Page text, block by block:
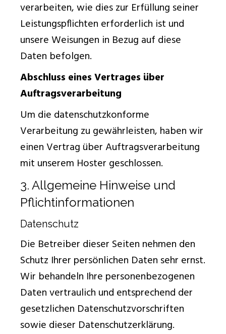
verarbeiten, wie dies zur Erfüllung seiner
Leistungspflichten erforderlich ist und
unsere Weisungen in Bezug auf diese
Daten befolgen.
Abschluss eines Vertrages über
Auftragsverarbeitung
Um die datenschutzkonforme
Verarbeitung zu gewährleisten, haben wir
einen Vertrag über Auftragsverarbeitung
mit unserem Hoster geschlossen.
3. Allgemeine Hinweise und
Pflichtinformationen
Datenschutz
Die Betreiber dieser Seiten nehmen den
Schutz Ihrer persönlichen Daten sehr ernst.
Wir behandeln Ihre personenbezogenen
Daten vertraulich und entsprechend der
gesetzlichen Datenschutzvorschriften
sowie dieser Datenschutzerklärung.